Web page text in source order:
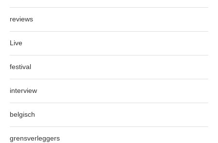
reviews
Live
festival
interview
belgisch
grensverleggers